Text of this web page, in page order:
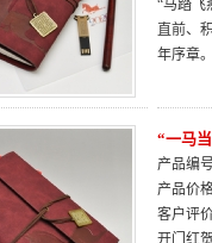
“马踏飞
直前、
年序章
“一马
产品编
产品价
客户评
开门红